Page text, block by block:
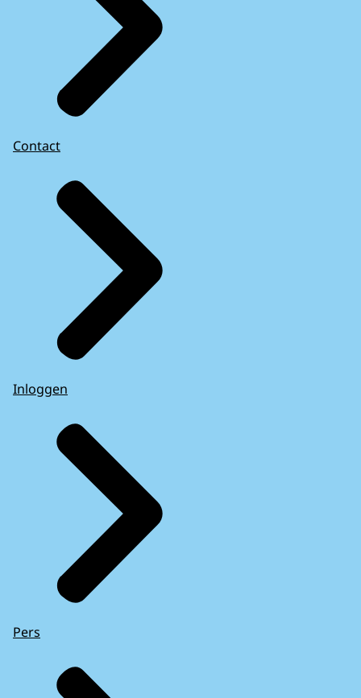
Contact
Inloggen
Pers